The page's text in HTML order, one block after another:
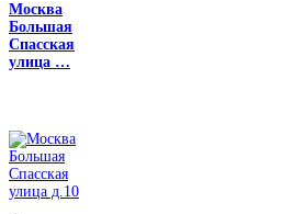
Москва
Большая
Спасская
улица …